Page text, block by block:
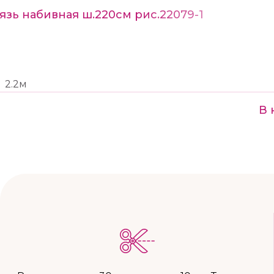
набивная ш.220см рис.22079-1
2.2м
В